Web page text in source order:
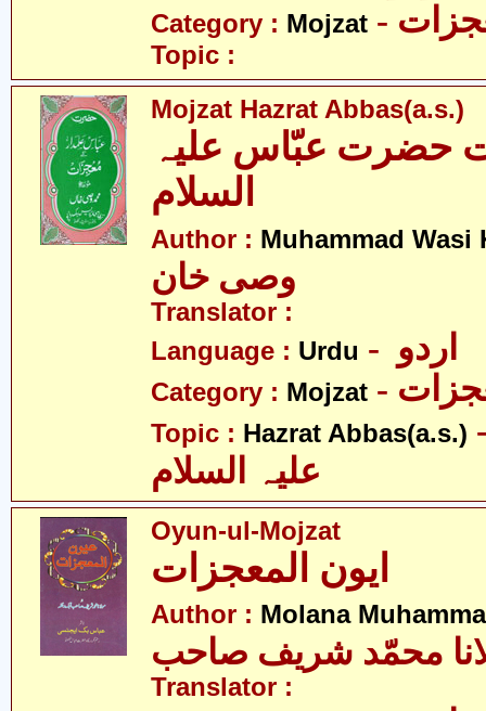
Category : Mojzat
Topic :
Mojzat Hazrat Abbas(a.s.)
حضرت عبّاس علیہ
السلام
Author : Muhammad Wasi
وصی خان
Translator :
Language : Urdu
Category : Mojzat
Topic : Hazrat Abbas(a.s.)
علیہ السلام
Oyun-ul-Mojzat
Author : Molana
محمّد شریف صاحب
Translator :